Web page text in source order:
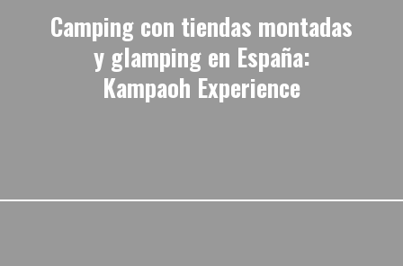
Camping con tiendas montadas
y glamping en España:
Kampaoh Experience